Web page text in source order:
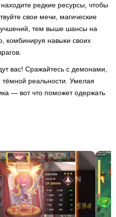
редкие ресурсы, чтобы
свои мечи, магические
тем выше шансы на
комбинируя навыки своих
вас! Сражайтесь с демонами,
реальности. Умелая
— вот что поможет одержать